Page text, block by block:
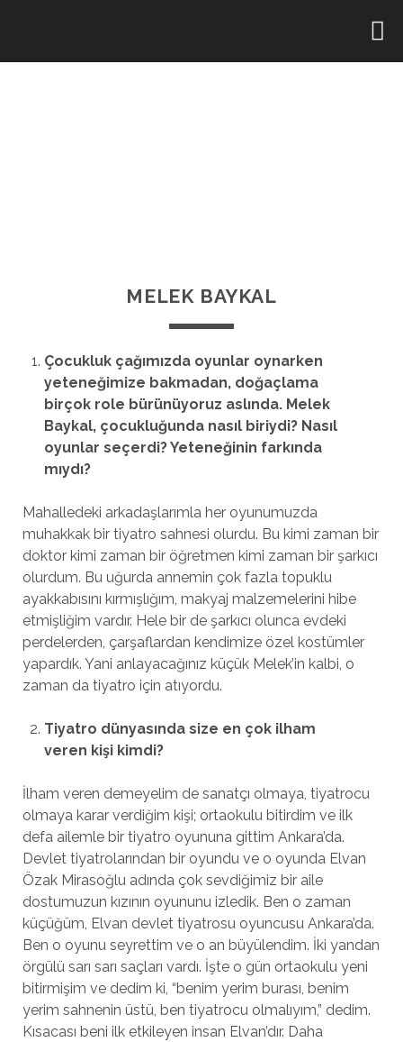
MELEK BAYKAL
Çocukluk çağımızda oyunlar oynarken
yeteneğimize bakmadan, doğaçlama
birçok role bürünüyoruz aslında. Melek
Baykal, çocukluğunda nasıl biriydi? Nasıl
oyunlar seçerdi? Yeteneğinin farkında
mıydı?
Mahalledeki arkadaşlarımla her oyunumuzda
muhakkak bir tiyatro sahnesi olurdu. Bu kimi zaman bir
doktor kimi zaman bir öğretmen kimi zaman bir şarkıcı
olurdum. Bu uğurda annemin çok fazla topuklu
ayakkabısını kırmışlığım, makyaj malzemelerini hibe
etmişliğim vardır. Hele bir de şarkıcı olunca evdeki
perdelerden, çarşaflardan kendimize özel kostümler
yapardık. Yani anlayacağınız küçük Melek’in kalbi, o
zaman da tiyatro için atıyordu.
Tiyatro dünyasında size en çok ilham
veren kişi kimdi?
İlham veren demeyelim de sanatçı olmaya, tiyatrocu
olmaya karar verdiğim kişi; ortaokulu bitirdim ve ilk
defa ailemle bir tiyatro oyununa gittim Ankara’da.
Devlet tiyatrolarından bir oyundu ve o oyunda Elvan
Özak Mirasoğlu adında çok sevdiğimiz bir aile
dostumuzun kızının oyununu izledik. Ben o zaman
küçüğüm, Elvan devlet tiyatrosu oyuncusu Ankara’da.
Ben o oyunu seyrettim ve o an büyülendim. İki yandan
örgülü sarı sarı saçları vardı. İşte o gün ortaokulu yeni
bitirmişim ve dedim ki, “benim yerim burası, benim
yerim sahnenin üstü, ben tiyatrocu olmalıyım,” dedim.
Kısacası beni ilk etkileyen insan Elvan’dır. Daha